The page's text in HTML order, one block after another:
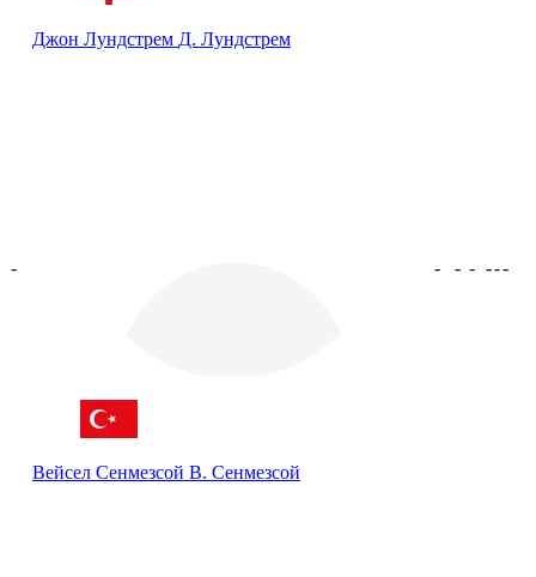
Джон Лундстрем Д. Лундстрем
-
Вейсел Сенмезсой В. Сенмезсой
- - - ---